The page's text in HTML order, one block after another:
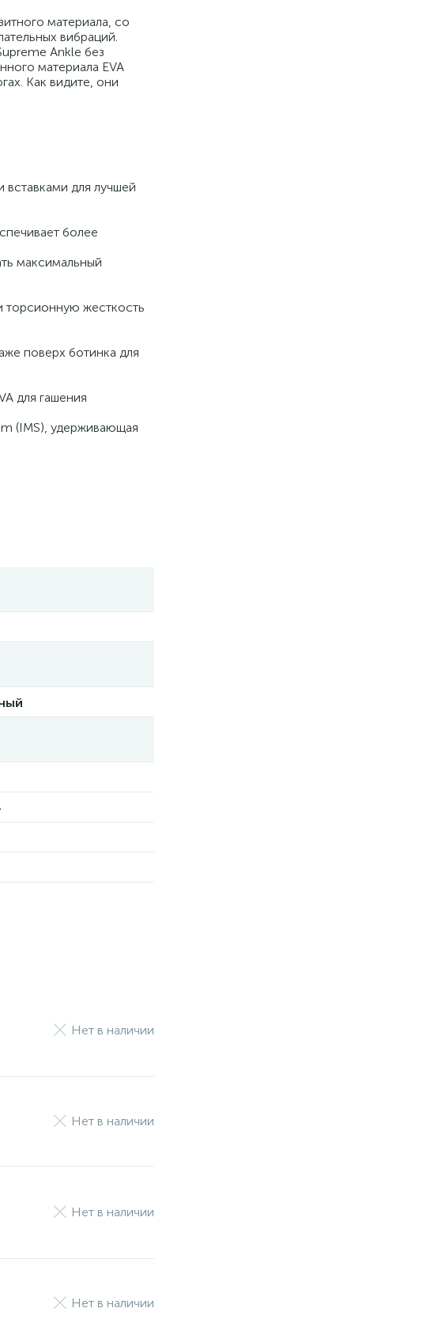
материала, со
вибраций.
Ankle без
материала EVA
Как видите, они
вставками для лучшей
более
максимальный
торсионную жесткость
поверх ботинка для
для гашения
(IMS), удерживающая
Нет в наличии
Нет в наличии
Нет в наличии
Нет в наличии